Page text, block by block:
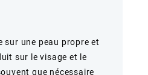
sur une peau propre et
sur le visage et le
que nécessaire